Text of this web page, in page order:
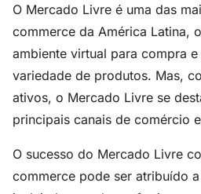
O Mercado Livre é uma das
commerce da América Latina,
ambiente virtual para compra
variedade de produtos. Mas,
ativos, o Mercado Livre se
principais canais de comércio
O sucesso do Mercado Livre
commerce pode ser atribuído